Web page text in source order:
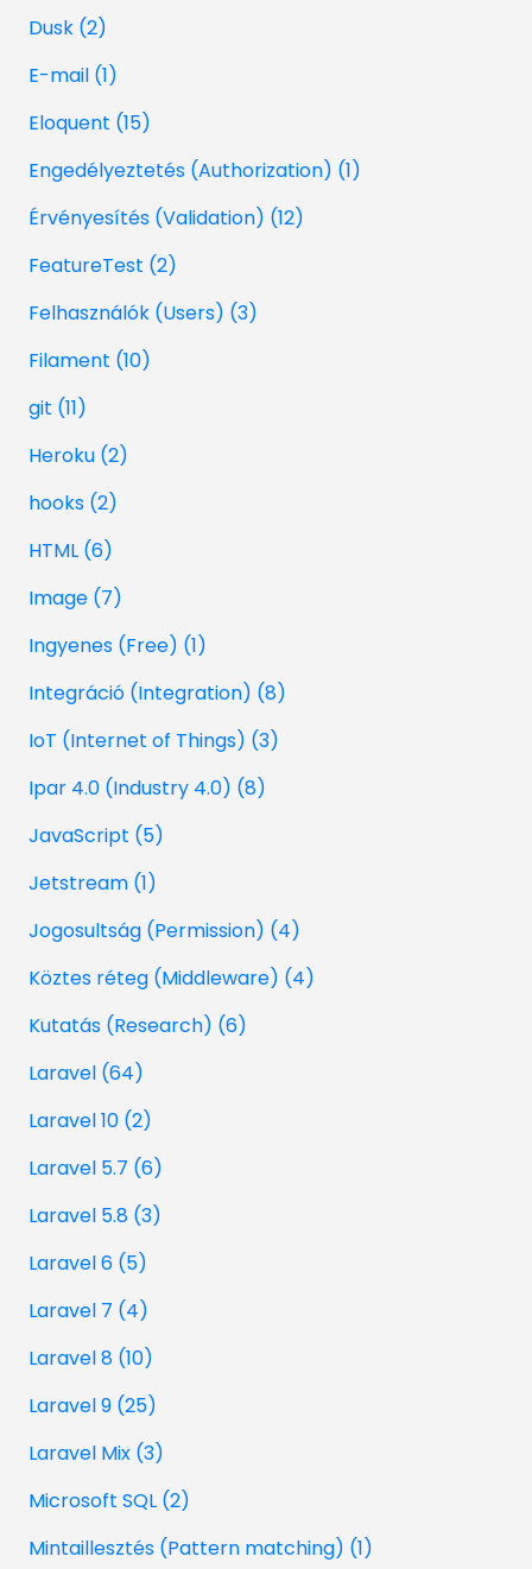
Dusk (2)
E-mail (1)
Eloquent (15)
Engedélyeztetés (Authorization) (1)
Érvényesítés (Validation) (12)
FeatureTest (2)
Felhasználók (Users) (3)
Filament (10)
git (11)
Heroku (2)
hooks (2)
HTML (6)
Image (7)
Ingyenes (Free) (1)
Integráció (Integration) (8)
IoT (Internet of Things) (3)
Ipar 4.0 (Industry 4.0) (8)
JavaScript (5)
Jetstream (1)
Jogosultság (Permission) (4)
Köztes réteg (Middleware) (4)
Kutatás (Research) (6)
Laravel (64)
Laravel 10 (2)
Laravel 5.7 (6)
Laravel 5.8 (3)
Laravel 6 (5)
Laravel 7 (4)
Laravel 8 (10)
Laravel 9 (25)
Laravel Mix (3)
Microsoft SQL (2)
Mintaillesztés (Pattern matching) (1)